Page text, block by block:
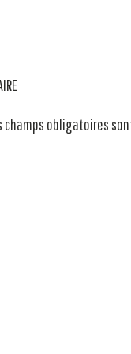
champs obligatoires